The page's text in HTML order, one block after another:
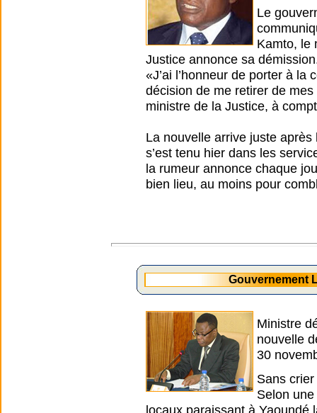
Le
Kamto, le
Justice annonce sa
«J’ai l’honneur de porter à
décision de me retirer de
ministre de la Justice, à
La nouvelle arrive juste
s’est tenu hier dans les
la rumeur annonce chaque
bien lieu, au moins pour
Gouvernement
Ministre
nouvelle
30
Sans
Selon
locaux paraissant à Yaoundé